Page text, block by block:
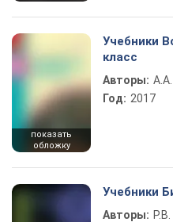
показать
обложку
Учебники
класс
Авторы:
Год: 2017
Учебники
Авторы: